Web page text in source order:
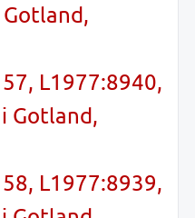
L1977:8940,
Gotland,
L1977:8939,